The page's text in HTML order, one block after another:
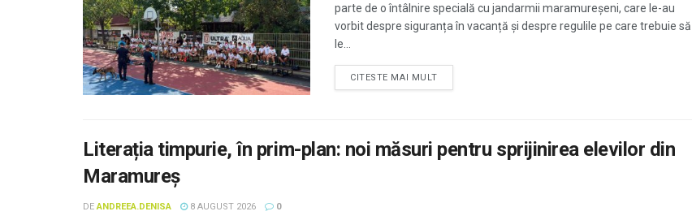
parte de o întâlnire specială cu jandarmii maramureșeni, care le-au
vorbit despre siguranța în vacanță și despre regulile pe care trebuie să
le...
CITESTE MAI MULT
Literația timpurie, în prim-plan: noi măsuri pentru sprijinirea elevilor din
Maramureș
DE ANDREEA.DENISA 8 AUGUST 2026 0